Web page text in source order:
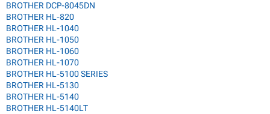
BROTHER DCP-8045DN
BROTHER HL-820
BROTHER HL-1040
BROTHER HL-1050
BROTHER HL-1060
BROTHER HL-1070
BROTHER HL-5100 SERIES
BROTHER HL-5130
BROTHER HL-5140
BROTHER HL-5140LT